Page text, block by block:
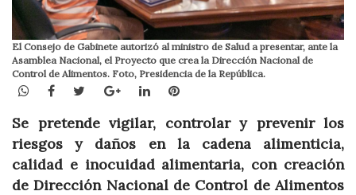
El Consejo de Gabinete autorizó al ministro de Salud a presentar, ante la
Asamblea Nacional, el Proyecto que crea la Dirección Nacional de
Control de Alimentos. Foto, Presidencia de la República.
WhatsApp
Facebook
TwitterGoogle+LinkedInPinterest
Se pretende vigilar, controlar y prevenir los
riesgos y daños en la cadena alimenticia,
calidad e inocuidad alimentaria, con creación
de Dirección Nacional de Control de Alimentos